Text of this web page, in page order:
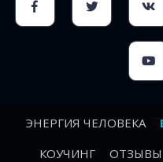
ЭНЕРГИЯ ЧЕЛОВЕКА
КОУЧИНГ
ОТЗЫВЫ